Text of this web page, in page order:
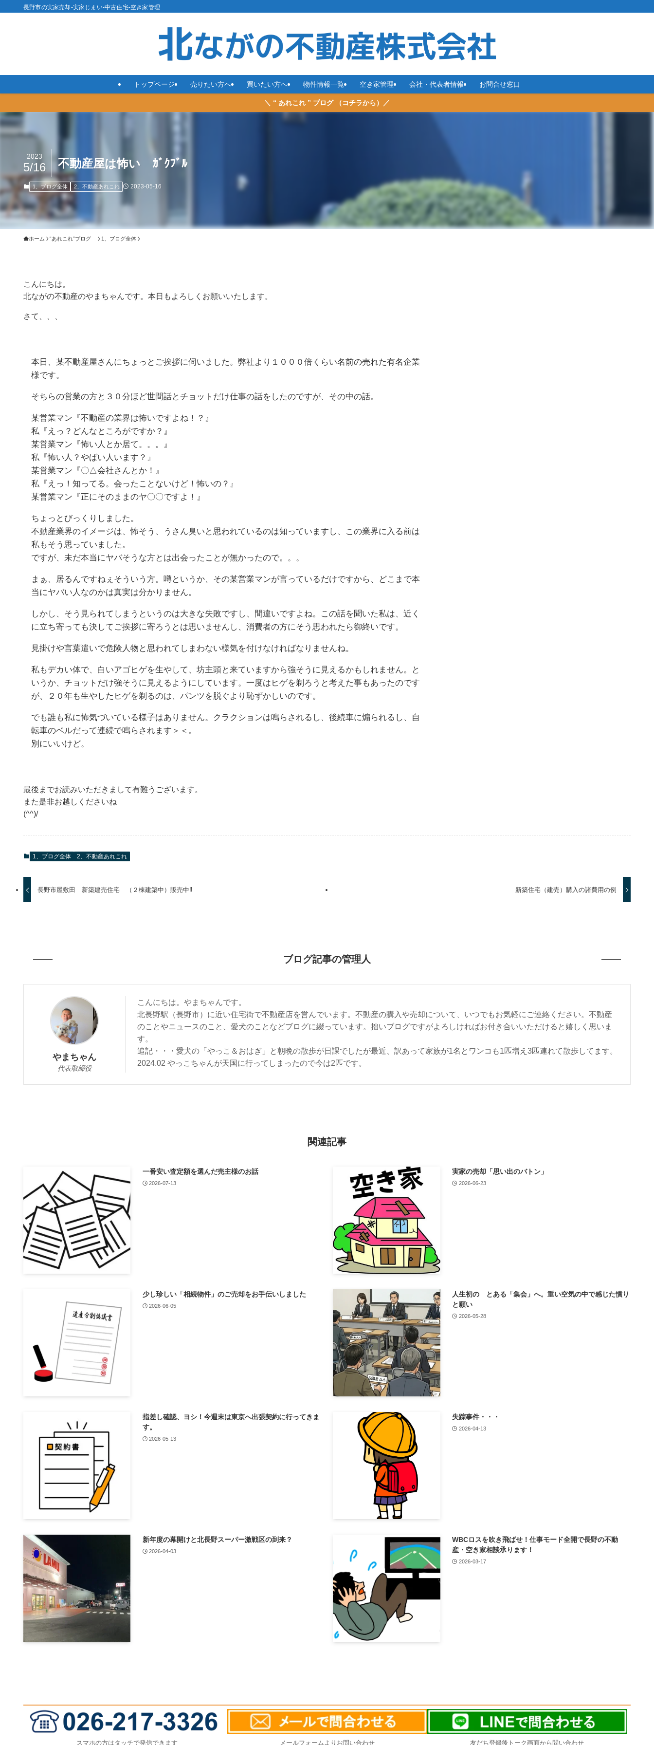
長野市の実家売却-実家じまい-中古住宅-空き家管理
トップページ 売りたい方へ 買いたい方へ 物件情報一覧 空き家管理 会社・代表者情報 お問合せ窓口
＼ “ あれこれ ” ブログ （コチラから）／
不動産屋は怖い ｶﾞｸﾌﾞﾙ
2023
5/16
1、ブログ全体 2、不動産あれこれ 2023-05-16
ホーム “あれこれ”ブログ 1、ブログ全体
こんにちは。
北ながの不動産のやまちゃんです。本日もよろしくお願いいたします。
さて、、、
本日、某不動産屋さんにちょっとご挨拶に伺いました。弊社より１０００倍くらい名前の売れた有名企業
様です。
そちらの営業の方と３０分ほど世間話とチョットだけ仕事の話をしたのですが、その中の話。
某営業マン『不動産の業界は怖いですよね！？』
私『えっ？どんなところがですか？』
某営業マン『怖い人とか居て。。。』
私『怖い人？やばい人います？』
某営業マン『〇△会社さんとか！』
私『えっ！知ってる。会ったことないけど！怖いの？』
某営業マン『正にそのままのヤ〇〇ですよ！』
ちょっとびっくりしました。
不動産業界のイメージは、怖そう、うさん臭いと思われているのは知っていますし、この業界に入る前は
私もそう思っていました。
ですが、未だ本当にヤバそうな方とは出会ったことが無かったので。。。
まぁ、居るんですねぇそういう方。噂というか、その某営業マンが言っているだけですから、どこまで本
当にヤバい人なのかは真実は分かりません。
しかし、そう見られてしまうというのは大きな失敗ですし、間違いですよね。この話を聞いた私は、近く
に立ち寄っても決してご挨拶に寄ろうとは思いませんし、消費者の方にそう思われたら御終いです。
見掛けや言葉遣いで危険人物と思われてしまわない様気を付けなければなりませんね。
私もデカい体で、白いアゴヒゲを生やして、坊主頭と来ていますから強そうに見えるかもしれません。と
いうか、チョットだけ強そうに見えるようにしています。一度はヒゲを剃ろうと考えた事もあったのです
が、２０年も生やしたヒゲを剃るのは、パンツを脱ぐより恥ずかしいのです。
でも誰も私に怖気づいている様子はありません。クラクションは鳴らされるし、後続車に煽られるし、自
転車のベルだって連続で鳴らされます＞＜。
別にいいけど。
最後までお読みいただきまして有難うございます。
また是非お越しくださいね
(^^)/
1、ブログ全体 2、不動産あれこれ
長野市屋敷田 新築建売住宅 （２棟建築中）販売中‼ 新築住宅（建売）購入の諸費用の例
ブログ記事の管理人
やまちゃん
代表取締役
こんにちは。やまちゃんです。
北長野駅（長野市）に近い住宅街で不動産店を営んでいます。不動産の購入や売却について、いつでもお気軽にご連絡ください。不動産
のことやニュースのこと、愛犬のことなどブログに綴っています。拙いブログですがよろしければお付き合いいただけると嬉しく思いま
す。
追記・・・愛犬の「やっこ＆おはぎ」と朝晩の散歩が日課でしたが最近、訳あって家族が1名とワンコも1匹増え3匹連れて散歩してます。
2024.02 やっこちゃんが天国に行ってしまったので今は2匹です。
関連記事
一番安い査定額を選んだ売主様のお話
2026-07-13
実家の売却「思い出のバトン」
2026-06-23
少し珍しい「相続物件」のご売却をお手伝いしました
2026-06-05
人生初の とある「集会」へ。重い空気の中で感じた憤り
と願い
2026-05-28
指差し確認、ヨシ！今週末は東京へ出張契約に行ってきま
す。
2026-05-13
失踪事件・・・
2026-04-13
新年度の幕開けと北長野スーパー激戦区の到来？
2026-04-03
WBCロスを吹き飛ばせ！仕事モード全開で長野の不動
産・空き家相談承ります！
2026-03-17
スマホの方はタッチで発信できます メールフォームよりお問い合わせ 友だち登録後トーク画面から問い合わせ